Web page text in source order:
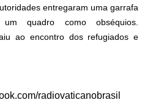
entregaram uma garrafa
quadro como obséquios.
ao encontro dos refugiados e
radiovaticanobrasil